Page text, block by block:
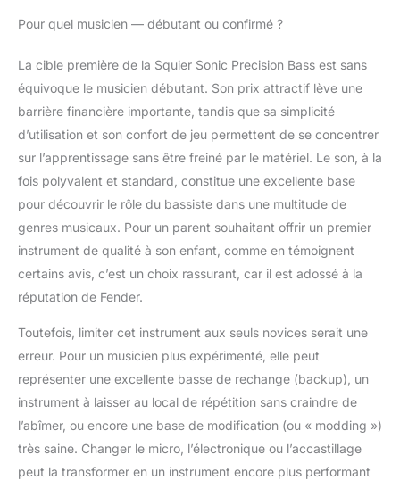
Pour quel musicien — débutant ou confirmé ?
La cible première de la Squier Sonic Precision Bass est sans
équivoque le musicien débutant. Son prix attractif lève une
barrière financière importante, tandis que sa simplicité
d’utilisation et son confort de jeu permettent de se concentrer
sur l’apprentissage sans être freiné par le matériel. Le son, à la
fois polyvalent et standard, constitue une excellente base
pour découvrir le rôle du bassiste dans une multitude de
genres musicaux. Pour un parent souhaitant offrir un premier
instrument de qualité à son enfant, comme en témoignent
certains avis, c’est un choix rassurant, car il est adossé à la
réputation de Fender.
Toutefois, limiter cet instrument aux seuls novices serait une
erreur. Pour un musicien plus expérimenté, elle peut
représenter une excellente basse de rechange (backup), un
instrument à laisser au local de répétition sans craindre de
l’abîmer, ou encore une base de modification (ou « modding »)
très saine. Changer le micro, l’électronique ou l’accastillage
peut la transformer en un instrument encore plus performant